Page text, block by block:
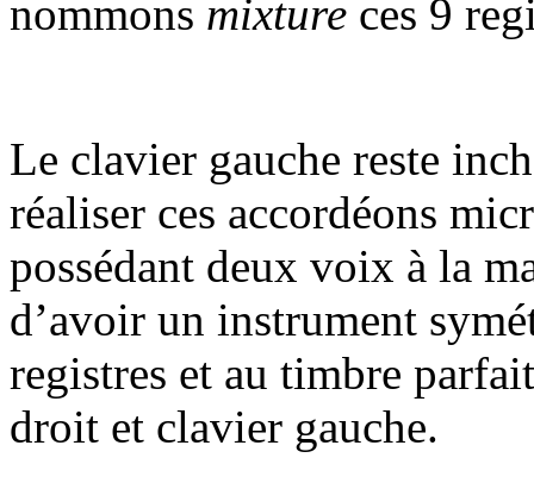
nommons mixture ces 9
Le clavier gauche reste
réaliser ces accordéons
possédant deux voix à la
d’avoir un instrument
registres et au timbre
droit et clavier gauche.